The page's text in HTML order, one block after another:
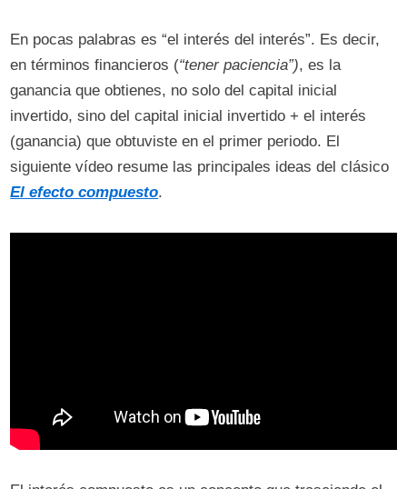
En pocas palabras es “el interés del interés”. Es decir,
en términos financieros (“tener paciencia”), es la
ganancia que obtienes, no solo del capital inicial
invertido, sino del capital inicial invertido + el interés
(ganancia) que obtuviste en el primer periodo. El
siguiente vídeo resume las principales ideas del clásico
El efecto compuesto.